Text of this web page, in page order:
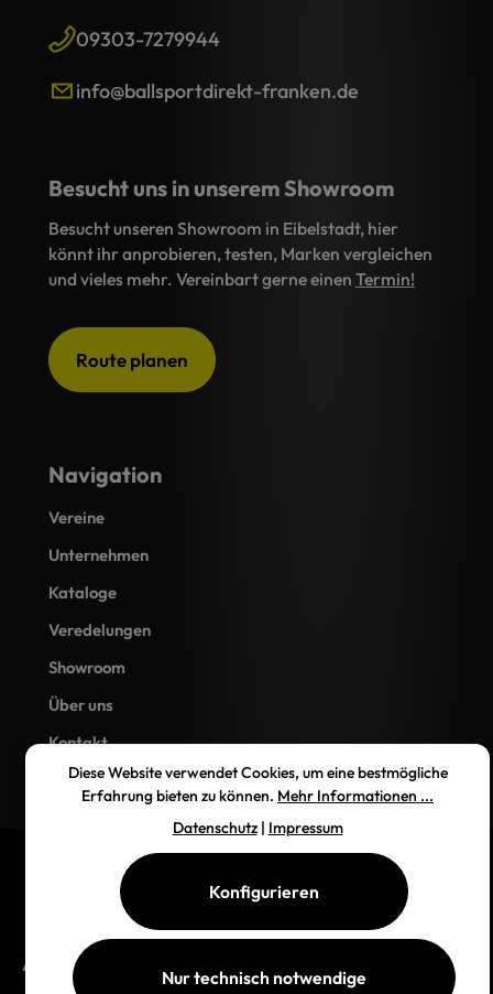
09303-7279944
info@ballsportdirekt-franken.de
Navigation
Vereine
Unternehmen
Kataloge
Veredelungen
Showroom
Über uns
Kontakt
Besucht uns in unserem Showroom
Besucht unseren Showroom in Eibelstadt, hier
könnt ihr anprobieren, testen, Marken vergleichen
und vieles mehr. Vereinbart gerne einen Termin!
Route planen
AGB Impressum Versand
Diese Website verwendet Cookies, um eine bestmögliche
Erfahrung bieten zu können. Mehr Informationen ...
Datenschutz| Impressum
Nur technisch notwendige
Konfigurieren